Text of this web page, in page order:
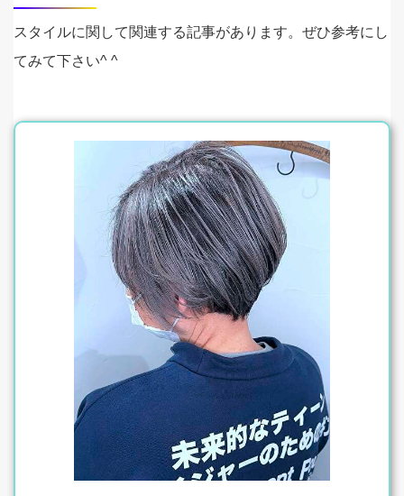
スタイルに関して関連する記事があります。ぜひ参考にし
てみて下さい^ ^